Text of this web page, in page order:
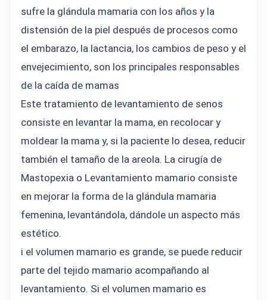
sufre la glándula mamaria con los años y la
distensión de la piel después de procesos como
el embarazo, la lactancia, los cambios de peso y el
envejecimiento, son los principales responsables
de la caída de mamas
Este tratamiento de levantamiento de senos
consiste en levantar la mama, en recolocar y
moldear la mama y, si la paciente lo desea, reducir
también el tamaño de la areola. La cirugía de
Mastopexia o Levantamiento mamario consiste
en mejorar la forma de la glándula mamaria
femenina, levantándola, dándole un aspecto más
estético.
i el volumen mamario es grande, se puede reducir
parte del tejido mamario acompañando al
levantamiento. Si el volumen mamario es